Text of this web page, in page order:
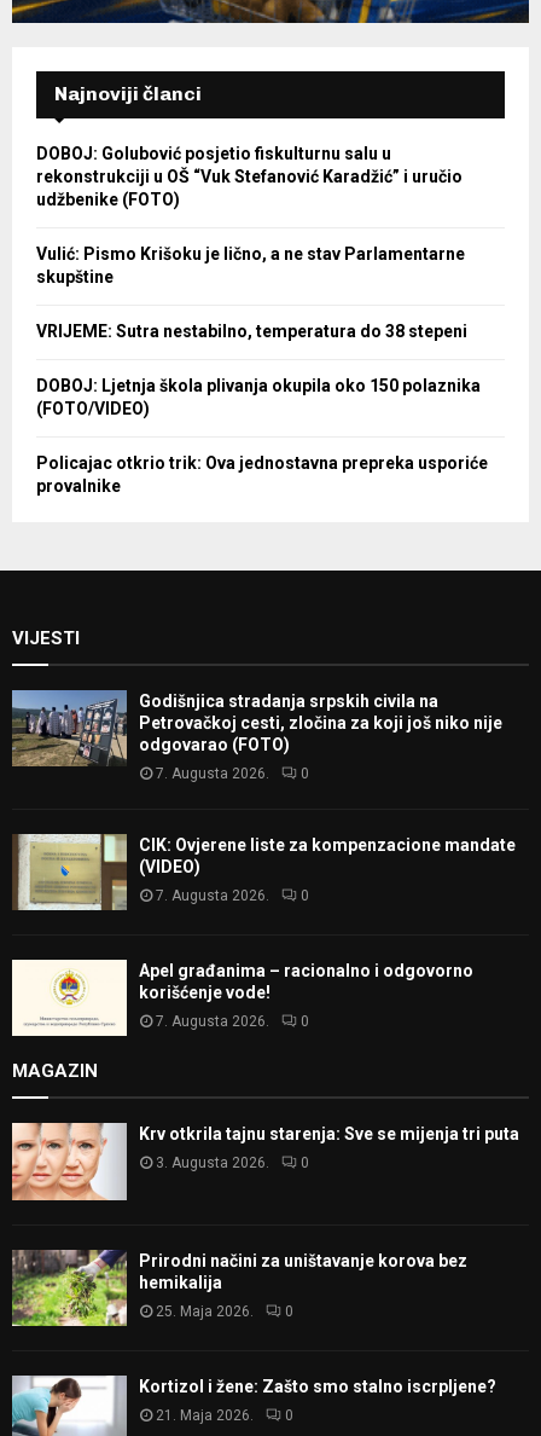
Najnoviji članci
DOBOJ: Golubović posjetio fiskulturnu salu u
rekonstrukciji u OŠ “Vuk Stefanović Karadžić” i uručio
udžbenike (FOTO)
Vulić: Pismo Krišoku je lično, a ne stav Parlamentarne
skupštine
VRIJEME: Sutra nestabilno, temperatura do 38 stepeni
DOBOJ: Ljetnja škola plivanja okupila oko 150 polaznika
(FOTO/VIDEO)
Policajac otkrio trik: Ova jednostavna prepreka usporiće
provalnike
VIJESTI
Godišnjica stradanja srpskih civila na
Petrovačkoj cesti, zločina za koji još niko nije
odgovarao (FOTO)
7. Augusta 2026. 0
CIK: Ovjerene liste za kompenzacione mandate
(VIDEO)
7. Augusta 2026. 0
Apel građanima – racionalno i odgovorno
korišćenje vode!
7. Augusta 2026. 0
MAGAZIN
Krv otkrila tajnu starenja: Sve se mijenja tri puta
3. Augusta 2026. 0
Prirodni načini za uništavanje korova bez
hemikalija
25. Maja 2026. 0
Kortizol i žene: Zašto smo stalno iscrpljene?
21. Maja 2026. 0